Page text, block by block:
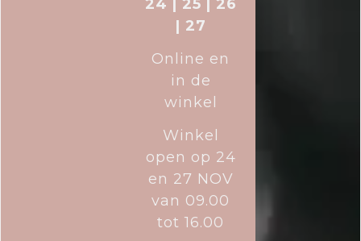
24 | 25 | 26
| 27
Online en
in de
winkel
Winkel
open op 24
en 27 NOV
van 09.00
tot 16.00